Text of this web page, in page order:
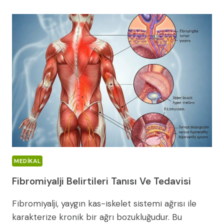
STRATEJILER
VE
İPUÇLARI
MEDIKAL
Fibromiyalji Belirtileri Tanısı Ve Tedavisi
Fibromiyalji, yaygın kas-iskelet sistemi ağrısı ile
karakterize kronik bir ağrı bozukluğudur. Bu